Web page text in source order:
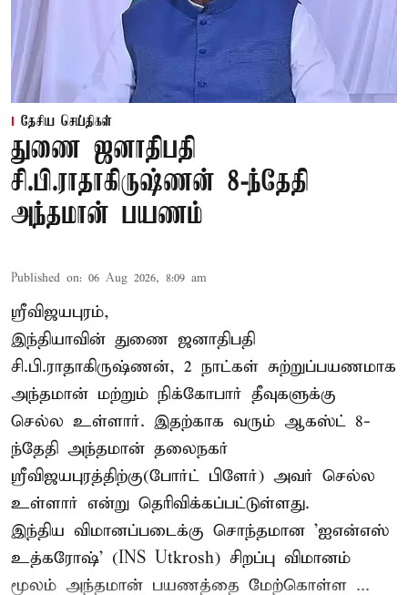
தேசிய செய்திகள்
துணை ஜனாதிபதி
சி.பி.ராதாகிருஷ்ணன் 8-ந்தேதி
அந்தமான் பயணம்
Published on: 06 Aug 2026, 8:09 am
ஸ்ரீவிஜயபுரம்,
இந்தியாவின் துணை ஜனாதிபதி
சி.பி.ராதாகிருஷ்ணன், 2 நாட்கள் சுற்றுப்பயணமாக
அந்தமான் மற்றும் நிக்கோபார் தீவுகளுக்கு
செல்ல உள்ளார். இதற்காக வரும் ஆகஸ்ட் 8-
ந்தேதி அந்தமான் தலைநகர்
ஸ்ரீவிஜயபுரத்திற்கு(போர்ட் பிளேர்) அவர் செல்ல
உள்ளார் என்று தெரிவிக்கப்பட்டுள்ளது.
இந்திய விமானப்படைக்கு சொந்தமான 'ஐஎன்எஸ்
உத்கரோஷ்' (INS Utkrosh) சிறப்பு விமானம்
மூலம் அந்தமான் பயணத்தை மேற்கொள்ள ...